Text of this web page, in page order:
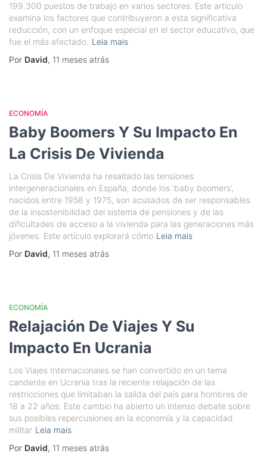
199.300 puestos de trabajo en varios sectores. Este artículo
examina los factores que contribuyeron a esta significativa
reducción, con un enfoque especial en el sector educativo, que
fue el más afectado. Leia mais
Por David, 11 meses atrás
ECONOMÍA
Baby Boomers Y Su Impacto En
La Crisis De Vivienda
La Crisis De Vivienda ha resaltado las tensiones
intergeneracionales en España, donde los ‘baby boomers’,
nacidos entre 1958 y 1975, son acusados de ser responsables
de la insostenibilidad del sistema de pensiones y de las
dificultades de acceso a la vivienda para las generaciones más
jóvenes. Este artículo explorará cómo Leia mais
Por David, 11 meses atrás
ECONOMÍA
Relajación De Viajes Y Su
Impacto En Ucrania
Los Viajes Internacionales se han convertido en un tema
candente en Ucrania tras la reciente relajación de las
restricciones que limitaban la salida del país para hombres de
18 a 22 años. Este cambio ha abierto un intenso debate sobre
sus posibles repercusiones en la economía y la capacidad
militar Leia mais
Por David, 11 meses atrás